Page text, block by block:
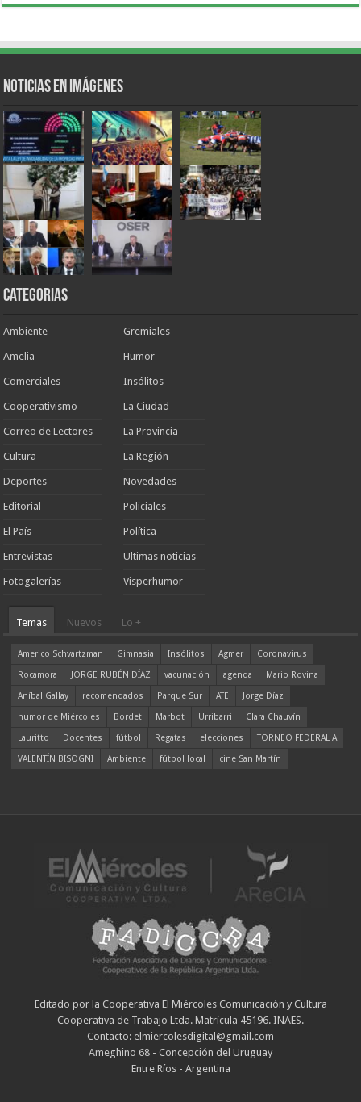
Noticias en Imágenes
Categorias
Ambiente
Amelia
Comerciales
Cooperativismo
Correo de Lectores
Cultura
Deportes
Editorial
El País
Entrevistas
Fotogalerías
Gremiales
Humor
Insólitos
La Ciudad
La Provincia
La Región
Novedades
Policiales
Política
Ultimas noticias
Visperhumor
Temas Nuevos Lo +
Americo Schvartzman Gimnasia Insólitos Agmer
Coronavirus
Rocamora
JORGE RUBÉN DÍAZ vacunación agenda
Mario Rovina
Aníbal Gallay
recomendados Parque Sur ATE
Jorge Díaz
humor de Miércoles
Bordet Marbot Urribarri
Clara Chauvín
Lauritto
Docentes fútbol Regatas elecciones
TORNEO FEDERAL A
VALENTÍN BISOGNI
Ambiente fútbol local cine San Martín
Editado por la Cooperativa El Miércoles Comunicación y Cultura
Cooperativa de Trabajo Ltda. Matrícula 45196. INAES.
Contacto: elmiercolesdigital@gmail.com
Ameghino 68 - Concepción del Uruguay
Entre Ríos - Argentina